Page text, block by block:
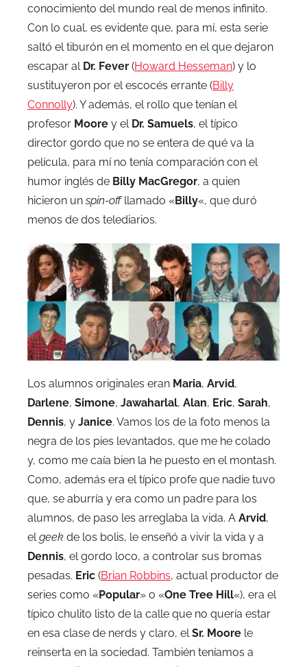
conocimiento del mundo real de menos infinito.
Con lo cual, es evidente que, para mí, esta serie
saltó el tiburón en el momento en el que dejaron
escapar al Dr. Fever (Howard Hesseman) y lo
sustituyeron por el escocés errante (Billy
Connolly). Y además, el rollo que tenían el
profesor Moore y el Dr. Samuels, el típico
director gordo que no se entera de qué va la
película, para mí no tenía comparación con el
humor inglés de Billy MacGregor, a quien
hicieron unspin-offllamado «Billy«, que duró
menos de dos telediarios.
Los alumnos originales eran Maria, Arvid,
Darlene, Simone, Jawaharlal, Alan, Eric, Sarah,
Dennis, y Janice. Vamos los de la foto menos la
negra de los pies levantados, que me he colado
y, como me caía bien la he puesto en el montash.
Como, además era el típico profe que nadie tuvo
que, se aburría y era como un padre para los
alumnos, de paso les arreglaba la vida. A Arvid,
elgeek de los bolis, le enseñó a vivir la vida y a
Dennis, el gordo loco, a controlar sus bromas
pesadas. Eric (Brian Robbins, actual productor de
series como «Popular» o «One Tree Hill«), era el
típico chulito listo de la calle que no quería estar
en esa clase de nerds y claro, elSr. Moore le
reinserta en la sociedad. También teníamos a